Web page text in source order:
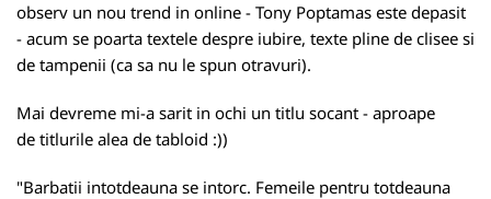
observ un nou trend in online - Tony Poptamas este depasit
- acum se poarta textele despre iubire, texte pline de clisee si
de tampenii (ca sa nu le spun otravuri).
Mai devreme mi-a sarit in ochi un titlu socant - aproape
de titlurile alea de tabloid :))
"Barbatii intotdeauna se intorc. Femeile pentru totdeauna